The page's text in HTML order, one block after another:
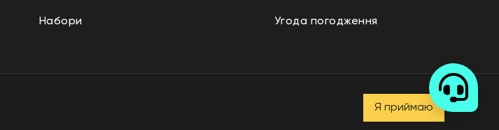
Набори Угода погодження
Дизайн і розробка — “ADVERT GROUP”
Я приймаю